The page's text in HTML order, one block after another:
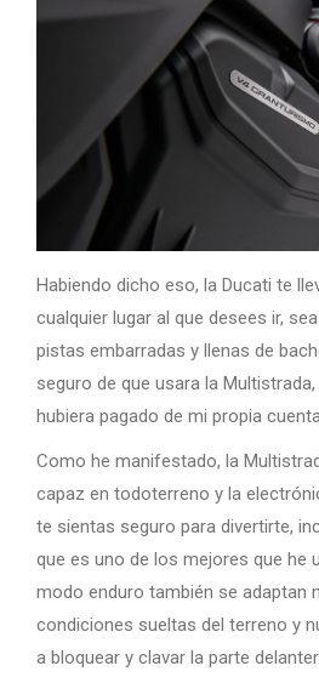
Habiendo dicho eso, la Ducati te
cualquier lugar al que desees ir,
pistas embarradas y llenas de
seguro de que usara la
hubiera pagado de mi propia
Como he manifestado, la
capaz en todoterreno y la
te sientas seguro para divertirte,
que es uno de los mejores que he
modo enduro también se adaptan
condiciones sueltas del terreno y
a bloquear y clavar la parte